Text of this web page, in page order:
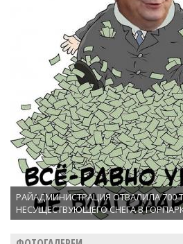
РАЙАДМИНИСТРАЦИЯ ОТВАЛИЛА 700
НЕСУЩЕСТВУЮЩЕГО СНЕГА В